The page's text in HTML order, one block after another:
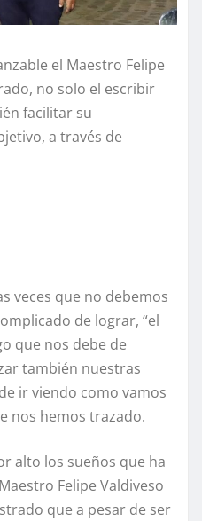
el Maestro Felipe
no solo el escribir
facilitar su
a través de
veces que no debemos
de lograr, “el
que nos debe de
también nuestras
ir viendo como vamos
nos hemos trazado.
alto los sueños que ha
Felipe Valdiveso
que a pesar de ser